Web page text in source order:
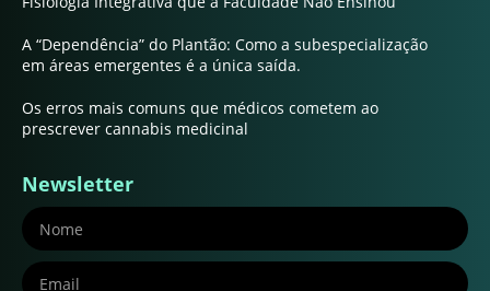
A “Dependência” do Plantão: Como a subespecialização
em áreas emergentes é a única saída.
Os erros mais comuns que médicos cometem ao
prescrever cannabis medicinal
Newsletter